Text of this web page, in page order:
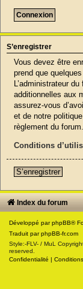
S’enregistrer
Vous devez être
prend que
L’administrateur
additionnelles aux
assurez-vous
et de notre
règlement du forum.
Conditions
S’enregistrer
Index du forum
Développé parphpBB®
Traduit parphpBB-fr.com
Style:-FLV- / MuL
reserved.
Confidentialité
Conditions